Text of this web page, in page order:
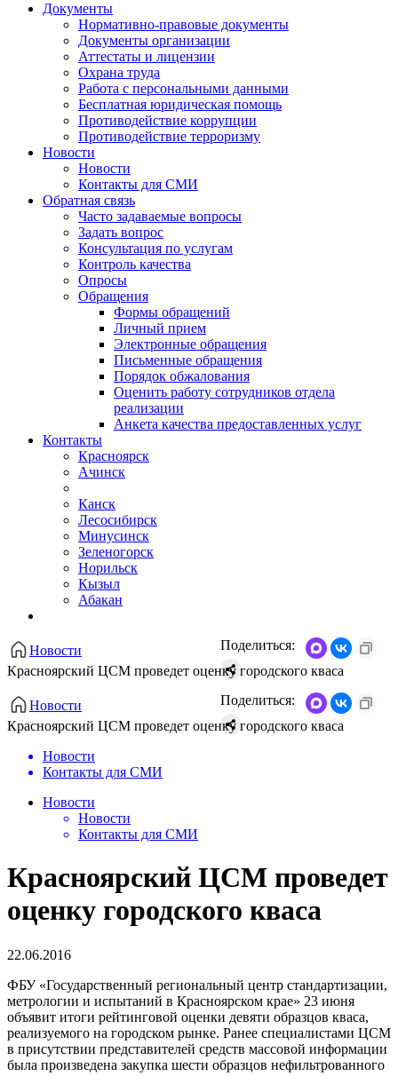
Документы
Нормативно-правовые документы
Документы организации
Аттестаты и лицензии
Охрана труда
Работа с персональными данными
Бесплатная юридическая помощь
Противодействие коррупции
Противодействие терроризму
Новости
Новости
Контакты для СМИ
Обратная связь
Часто задаваемые вопросы
Задать вопрос
Консультация по услугам
Контроль качества
Опросы
Обращения
Формы обращений
Личный прием
Электронные обращения
Письменные обращения
Порядок обжалования
Оценить работу сотрудников отдела
реализации
Анкета качества предоставленных услуг
Контакты
Красноярск
Ачинск
Канск
Лесосибирск
Минусинск
Зеленогорск
Норильск
Кызыл
Абакан
Новости
​Красноярский ЦСМ проведет оценку городского кваса
Поделиться:
Новости
​Красноярский ЦСМ проведет оценку городского кваса
Поделиться:
Новости
Контакты для СМИ
Новости
Новости
Контакты для СМИ
​Красноярский ЦСМ проведет
оценку городского кваса
22.06.2016
ФБУ «Государственный региональный центр стандартизации,
метрологии и испытаний в Красноярском крае» 23 июня
объявит итоги рейтинговой оценки девяти образцов кваса,
реализуемого на городском рынке. Ранее специалистами ЦСМ
в присутствии представителей средств массовой информации
была произведена закупка шести образцов нефильтрованного